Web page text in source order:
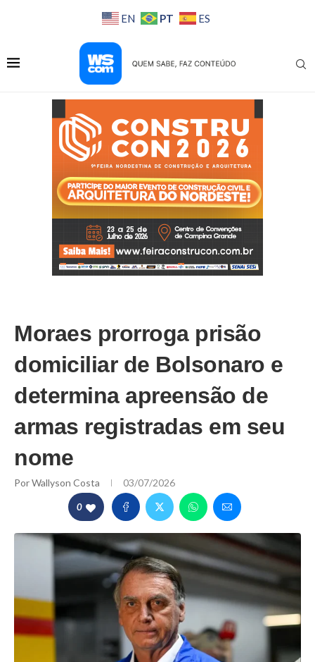
EN PT ES
Moraes prorroga prisão
domiciliar de Bolsonaro e
determina apreensão de
armas registradas em seu
nome
PorWallyson Costa 03/07/2026
0